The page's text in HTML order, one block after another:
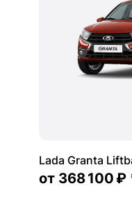
Lada Granta
от 368 100 ₽